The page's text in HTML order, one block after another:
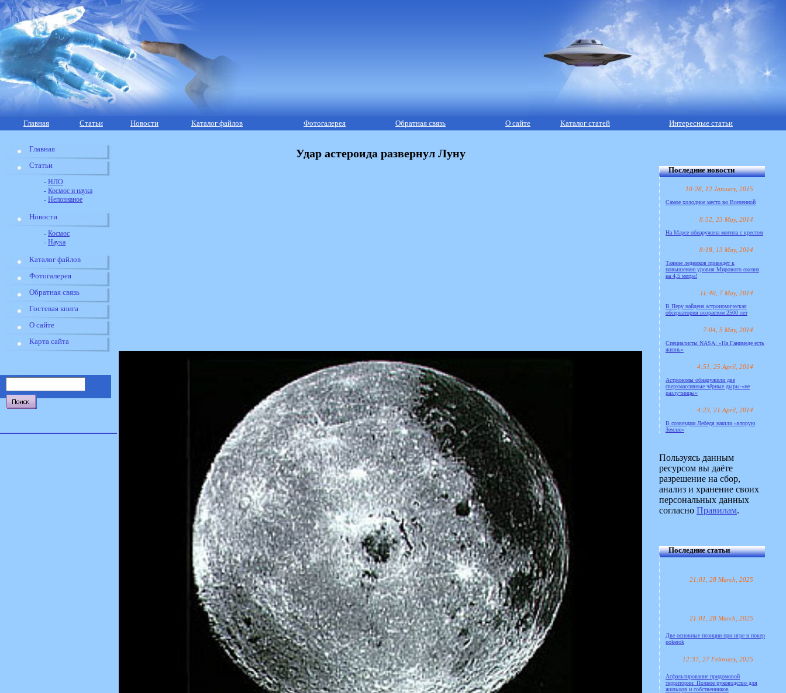
Главная Статьи Новости Каталог файлов Фотогалерея Обратная связь О сайте Каталог статей Интересные статьи
Главная
Статьи
- НЛО
- Космос и наука
- Непознаное
Новости
- Космос
- Наука
Каталог файлов
Фотогалерея
Обратная связь
Гостевая книга
О сайте
Карта сайта
Удар астероида развернул Луну
Последние новости
10:28, 12 January, 2015
Самое холодное место во Вселенной
8:52, 23 May, 2014
На Марсе обнаружена могила с крестом
8:18, 13 May, 2014
Таяние ледников приведёт к
повышению уровня Мирового океана
на 4,5 метра!
11:40, 7 May, 2014
В Перу найдена астрономическая
обсерватория возрастом 2500 лет
7:04, 5 May, 2014
Специалисты NASA: «На Ганимеде есть
жизнь»
4:51, 25 April, 2014
Астрономы обнаружили две
сверхмассивные чёрные дыры-«не
разлучницы»
4:23, 21 April, 2014
В созвездии Лебедя нашли «вторую
Землю»
Пользуясь данным
ресурсом вы даёте
разрешение на сбор,
анализ и хранение своих
персональных данных
согласно Правилам.
Последние статьи
21:01, 28 March, 2025
21:01, 28 March, 2025
Две основные позиции при игре в покер
pokerok
12:37, 27 February, 2025
Асфальтирование придомовой
территории: Полное руководство для
жильцов и собственников